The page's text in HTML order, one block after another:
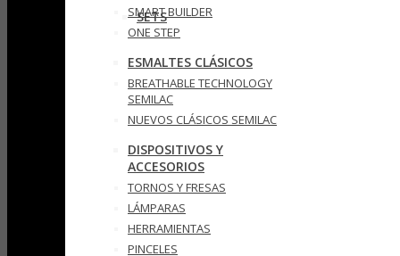
SETS
SMART BUILDER
ONE STEP
ESMALTES CLÁSICOS
BREATHABLE TECHNOLOGY
SEMILAC
NUEVOS CLÁSICOS SEMILAC
DISPOSITIVOS Y
ACCESORIOS
TORNOS Y FRESAS
LÁMPARAS
HERRAMIENTAS
PINCELES